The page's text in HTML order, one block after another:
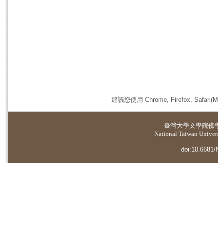
建議您使用 Chrome, Firefox,
臺灣大學文學院佛
National Taiwan
doi:10.6681/